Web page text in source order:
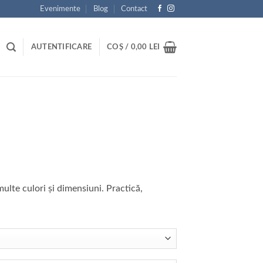
Evenimente Blog Contact
AUTENTIFICARE COȘ / 0,00 LEI
culori și dimensiuni. Practică,